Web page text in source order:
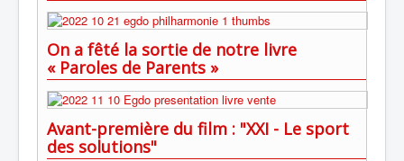
On a fêté la sortie de notre livre
« Paroles de Parents »
Avant-première du film : "XXI - Le sport
des solutions"